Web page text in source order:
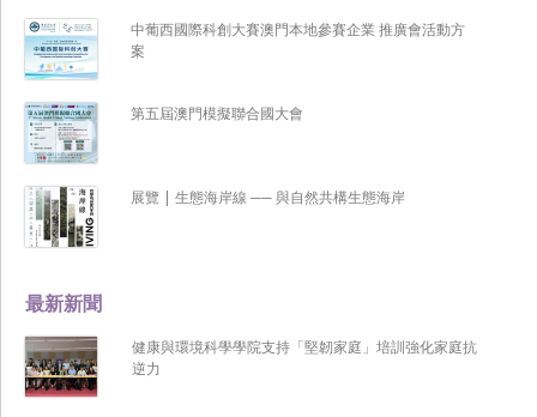
最新新聞
健康與環境科學學院支持「堅韌家庭」培訓強化家庭抗
逆力
中葡西國際科創大賽澳門本地參賽企業 推廣會活動方
案
第五屆澳門模擬聯合國大會
展覽 | 生態海岸線 ── 與自然共構生態海岸